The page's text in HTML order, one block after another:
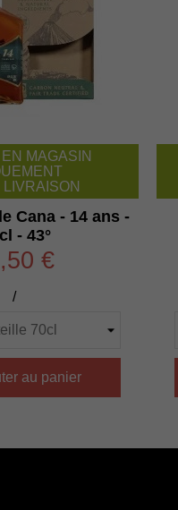
MAGASIN
LIVRAISON
Cana - 14 ans -
- 43°
€
/
au panier